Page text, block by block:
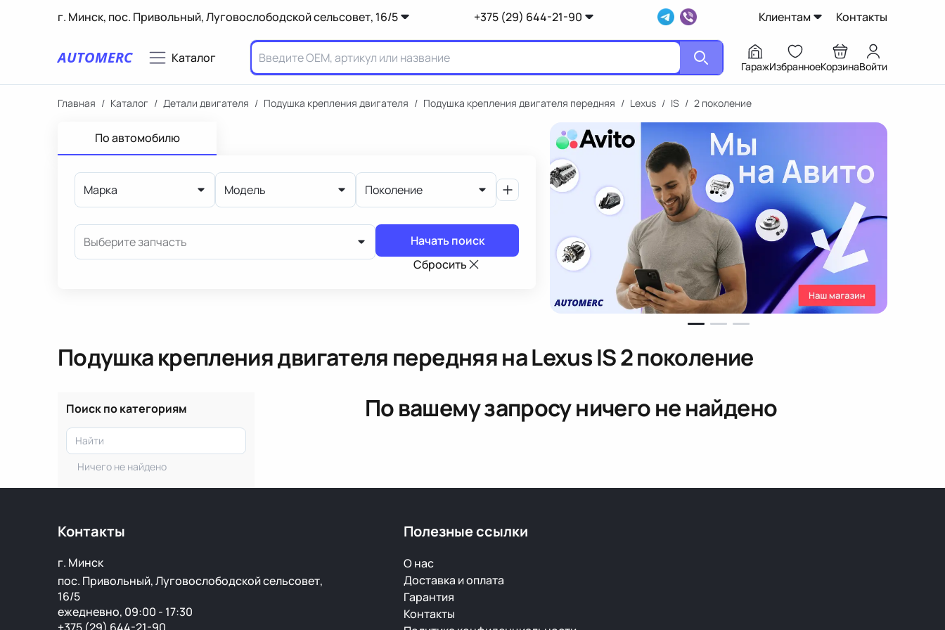
г. Минск, пос. Привольный, Луговослободской сельсовет, 16/5 +375 (29) 644-21-90 Клиентам Контакты
AUTOMERC Каталог
ГаражИзбранноеКорзинаВойти
Главная / Каталог / Детали двигателя / Подушка крепления двигателя / Подушка крепления двигателя передняя / Lexus / IS / 2 поколение
По автомобилю
Марка Модель Поколение
Выберите запчасть
Начать поиск
Сбросить
Подушка крепления двигателя передняяна Lexus IS 2 поколение
Поиск по категориям
Ничего не найдено
По вашему запросу ничего не найдено
Контакты
г. Минск
пос. Привольный, Луговослободской сельсовет,
16/5
ежедневно, 09:00 - 17:30
Полезные ссылки
О нас
Доставка и оплата
Гарантия
Контакты